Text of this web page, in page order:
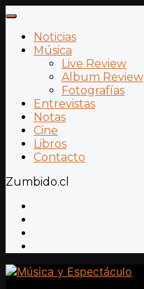
Noticias
Música
Live Review
Album Review
Fotografías
Entrevistas
Notas
Cine
Libros
Contacto
Zumbido.cl